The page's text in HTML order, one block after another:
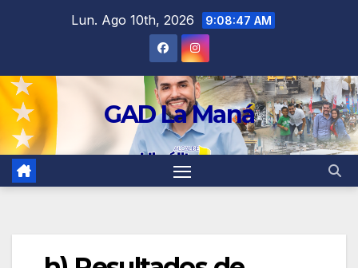
Lun. Ago 10th, 2026 9:08:47 AM
GAD La Maná